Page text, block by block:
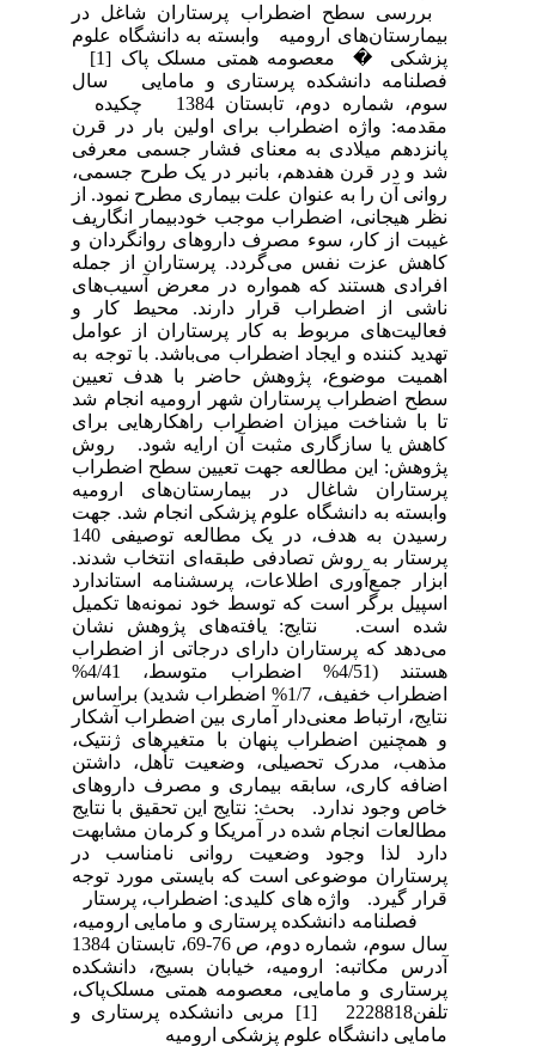
بررسی سطح اضطراب پرستاران شاغل در
بیمارستان‌های ارومیه وابسته به دانشگاه علوم
پزشکی � معصومه همتی مسلک پاک [1]
فصلنامه دانشکده پرستاری و مامایی سال
سوم، شماره دوم، تابستان 1384 چکیده
مقدمه: واژه اضطراب برای اولین بار در قرن
پانزدهم میلادی به معنای فشار جسمی معرفی
شد و در قرن هفدهم، بانبر در یک طرح جسمی،
روانی آن را به عنوان علت بیماری مطرح نمود. از
نظر هیجانی، اضطراب موجب خودبیمار انگاریف
غیبت از کار، سوء مصرف داروهای روانگردان و
کاهش عزت نفس می‌گردد. پرستاران از جمله
افرادی هستند که همواره در معرض آسیب‌های
ناشی از اضطراب قرار دارند. محیط کار و
فعالیت‌های مربوط به کار پرستاران از عوامل
تهدید کننده و ایجاد اضطراب می‌باشد. با توجه به
اهمیت موضوع، پژوهش حاضر با هدف تعیین
سطح اضطراب پرستاران شهر ارومیه انجام شد
تا با شناخت میزان اضطراب راهکارهایی برای
کاهش یا سازگاری مثبت آن ارایه شود. روش
پژوهش: این مطالعه جهت تعیین سطح اضطراب
پرستاران شاغال در بیمارستان‌های ارومیه
وابسته به دانشگاه علوم پزشکی انجام شد. جهت
رسیدن به هدف، در یک مطالعه توصیفی 140
پرستار به روش تصادفی طبقه‌ای انتخاب شدند.
ابزار جمع‌آوری اطلاعات، پرسشنامه استاندارد
اسپیل برگر است که توسط خود نمونه‌ها تکمیل
شده است. نتایج: یافته‌های پژوهش نشان
می‌دهد که پرستاران دارای درجاتی از اضطراب
هستند (4/51% اضطراب متوسط، 4/41%
اضطراب خفیف، 1/7% اضطراب شدید) براساس
نتایج، ارتباط معنی‌دار آماری بین اضطراب آشکار
و همچنین اضطراب پنهان با متغیرهای ژنتیک،
مذهب، مدرک تحصیلی، وضعیت تأهل، داشتن
اضافه کاری، سابقه بیماری و مصرف داروهای
خاص وجود ندارد. بحث: نتایج این تحقیق با نتایج
مطالعات انجام شده در آمریکا و کرمان مشابهت
دارد لذا وجود وضعیت روانی نامناسب در
پرستاران موضوعی است که بایستی مورد توجه
قرار گیرد. واژه های کلیدی: اضطراب، پرستار
فصلنامه دانشکده پرستاری و مامایی ارومیه،
سال سوم، شماره دوم، ص 76-69، تابستان 1384
آدرس مکاتبه: ارومیه، خیابان بسیج، دانشکده
پرستاری و مامایی، معصومه همتی مسلک‌پاک،
تلفن2228818 [1] مربی دانشکده پرستاری و
مامایی دانشگاه علوم پزشکی ارومیه